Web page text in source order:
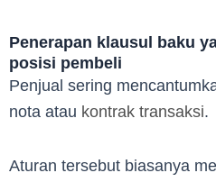
Penerapan klausul baku
posisi pembeli
Penjual sering
nota atau kontrak transaksi.
Aturan tersebut biasanya